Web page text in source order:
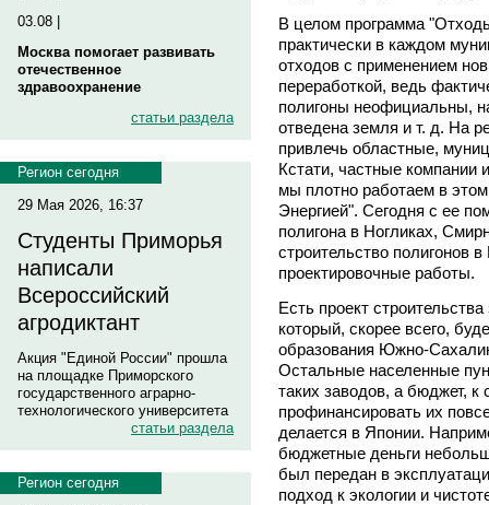
03.08 |
Москва помогает развивать
отечественное
здравоохранение
статьи раздела
Регион сегодня
29 Мая 2026, 16:37
Студенты Приморья
написали
Всероссийский
агродиктант
Акция "Единой России" прошла
на площадке Приморского
государственного аграрно-
технологического университета
статьи раздела
Регион сегодня
В целом программа
практически в каждом
отходов с применением
переработкой, ведь
полигоны неофициальны,
отведена земля и т. д. На
привлечь областные,
Кстати, частные компании
мы плотно работаем в
Энергией". Сегодня с ее
полигона в Ногликах,
строительство полигонов
проектировочные работы.
Есть проект
который, скорее всего,
образования Южно-
Остальные населенные
таких заводов, а бюджет,
профинансировать их
делается в Японии.
бюджетные деньги
был передан в
подход к экологии и